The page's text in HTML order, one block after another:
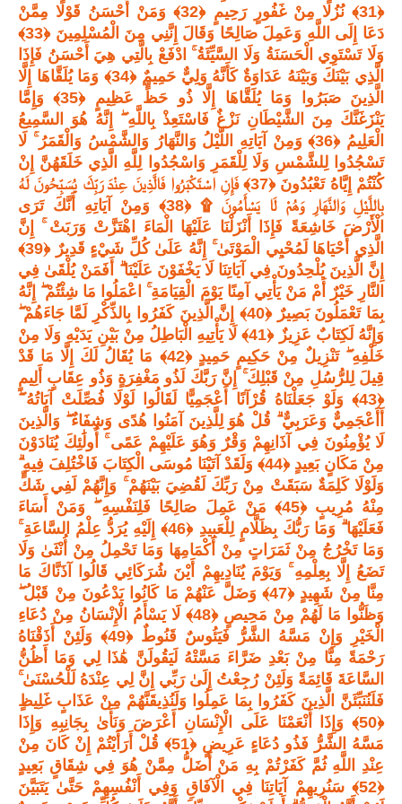
﴿31﴾ نُزُلًا مِنْ غَفُورٍ رَحِيمٍ ﴿32﴾ وَمَنْ أَحْسَنُ قَوْلًا مِمَّنْ
دَعَا إِلَى اللَّهِ وَعَمِلَ صَالِحًا وَقَالَ إِنَّنِي مِنَ الْمُسْلِمِينَ ﴿33﴾
وَلَا تَسْتَوِي الْحَسَنَةُ وَلَا السَّيِّئَةُ ۚ ادْفَعْ بِالَّتِي هِيَ أَحْسَنُ فَإِذَا
الَّذِي بَيْنَكَ وَبَيْنَهُ عَدَاوَةٌ كَأَنَّهُ وَلِيٌّ حَمِيمٌ ﴿34﴾ وَمَا يُلَقَّاهَا إِلَّا
الَّذِينَ صَبَرُوا وَمَا يُلَقَّاهَا إِلَّا ذُو حَظٍّ عَظِيمٍ ﴿35﴾ وَإِمَّا
يَنْزَغَنَّكَ مِنَ الشَّيْطَانِ نَزْغٌ فَاسْتَعِذْ بِاللَّهِ ۖ إِنَّهُ هُوَ السَّمِيعُ
الْعَلِيمُ ﴿36﴾ وَمِنْ آيَاتِهِ اللَّيْلُ وَالنَّهَارُ وَالشَّمْسُ وَالْقَمَرُ ۚ لَا
تَسْجُدُوا لِلشَّمْسِ وَلَا لِلْقَمَرِ وَاسْجُدُوا لِلَّهِ الَّذِي خَلَقَهُنَّ إِنْ
كُنْتُمْ إِيَّاهُ تَعْبُدُونَ ﴿37﴾ فَإِنِ اسْتَكْبَرُوا فَالَّذِينَ عِنْدَ رَبِّكَ يُسَبِّحُونَ لَهُ
بِاللَّيْلِ وَالنَّهَارِ وَهُمْ لَا يَسْأَمُونَ ۩ ﴿38﴾ وَمِنْ آيَاتِهِ أَنَّكَ تَرَى
الْأَرْضَ خَاشِعَةً فَإِذَا أَنْزَلْنَا عَلَيْهَا الْمَاءَ اهْتَزَّتْ وَرَبَتْ ۚ إِنَّ
الَّذِي أَحْيَاهَا لَمُحْيِي الْمَوْتَىٰ ۚ إِنَّهُ عَلَىٰ كُلِّ شَيْءٍ قَدِيرٌ ﴿39﴾
إِنَّ الَّذِينَ يُلْحِدُونَ فِي آيَاتِنَا لَا يَخْفَوْنَ عَلَيْنَا ۗ أَفَمَنْ يُلْقَىٰ فِي
النَّارِ خَيْرٌ أَمْ مَنْ يَأْتِي آمِنًا يَوْمَ الْقِيَامَةِ ۚ اعْمَلُوا مَا شِئْتُمْ ۖ إِنَّهُ
بِمَا تَعْمَلُونَ بَصِيرٌ ﴿40﴾ إِنَّ الَّذِينَ كَفَرُوا بِالذِّكْرِ لَمَّا جَاءَهُمْ ۖ
وَإِنَّهُ لَكِتَابٌ عَزِيزٌ ﴿41﴾ لَا يَأْتِيهِ الْبَاطِلُ مِنْ بَيْنِ يَدَيْهِ وَلَا مِنْ
خَلْفِهِ ۖ تَنْزِيلٌ مِنْ حَكِيمٍ حَمِيدٍ ﴿42﴾ مَا يُقَالُ لَكَ إِلَّا مَا قَدْ
قِيلَ لِلرُّسُلِ مِنْ قَبْلِكَ ۚ إِنَّ رَبَّكَ لَذُو مَغْفِرَةٍ وَذُو عِقَابٍ أَلِيمٍ
﴿43﴾ وَلَوْ جَعَلْنَاهُ قُرْآنًا أَعْجَمِيًّا لَقَالُوا لَوْلَا فُصِّلَتْ آيَاتُهُ ۖ
أَأَعْجَمِيٌّ وَعَرَبِيٌّ ۗ قُلْ هُوَ لِلَّذِينَ آمَنُوا هُدًى وَشِفَاءٌ ۖ وَالَّذِينَ
لَا يُؤْمِنُونَ فِي آذَانِهِمْ وَقْرٌ وَهُوَ عَلَيْهِمْ عَمًى ۚ أُولَٰئِكَ يُنَادَوْنَ
مِنْ مَكَانٍ بَعِيدٍ ﴿44﴾ وَلَقَدْ آتَيْنَا مُوسَى الْكِتَابَ فَاخْتُلِفَ فِيهِ ۗ
وَلَوْلَا كَلِمَةٌ سَبَقَتْ مِنْ رَبِّكَ لَقُضِيَ بَيْنَهُمْ ۚ وَإِنَّهُمْ لَفِي شَكٍّ
مِنْهُ مُرِيبٍ ﴿45﴾ مَنْ عَمِلَ صَالِحًا فَلِنَفْسِهِ ۖ وَمَنْ أَسَاءَ
فَعَلَيْهَا ۗ وَمَا رَبُّكَ بِظَلَّامٍ لِلْعَبِيدِ ﴿46﴾ إِلَيْهِ يُرَدُّ عِلْمُ السَّاعَةِ ۚ
وَمَا تَخْرُجُ مِنْ ثَمَرَاتٍ مِنْ أَكْمَامِهَا وَمَا تَحْمِلُ مِنْ أُنْثَىٰ وَلَا
تَضَعُ إِلَّا بِعِلْمِهِ ۚ وَيَوْمَ يُنَادِيهِمْ أَيْنَ شُرَكَائِي قَالُوا آذَنَّاكَ مَا
مِنَّا مِنْ شَهِيدٍ ﴿47﴾ وَضَلَّ عَنْهُمْ مَا كَانُوا يَدْعُونَ مِنْ قَبْلُ ۖ
وَظَنُّوا مَا لَهُمْ مِنْ مَحِيصٍ ﴿48﴾ لَا يَسْأَمُ الْإِنْسَانُ مِنْ دُعَاءِ
الْخَيْرِ وَإِنْ مَسَّهُ الشَّرُّ فَيَئُوسٌ قَنُوطٌ ﴿49﴾ وَلَئِنْ أَذَقْنَاهُ
رَحْمَةً مِنَّا مِنْ بَعْدِ ضَرَّاءَ مَسَّتْهُ لَيَقُولَنَّ هَٰذَا لِي وَمَا أَظُنُّ
السَّاعَةَ قَائِمَةً وَلَئِنْ رُجِعْتُ إِلَىٰ رَبِّي إِنَّ لِي عِنْدَهُ لَلْحُسْنَىٰ ۚ
فَلَنُنَبِّئَنَّ الَّذِينَ كَفَرُوا بِمَا عَمِلُوا وَلَنُذِيقَنَّهُمْ مِنْ عَذَابٍ غَلِيظٍ
﴿50﴾ وَإِذَا أَنْعَمْنَا عَلَى الْإِنْسَانِ أَعْرَضَ وَنَأَىٰ بِجَانِبِهِ وَإِذَا
مَسَّهُ الشَّرُّ فَذُو دُعَاءٍ عَرِيضٍ ﴿51﴾ قُلْ أَرَأَيْتُمْ إِنْ كَانَ مِنْ
عِنْدِ اللَّهِ ثُمَّ كَفَرْتُمْ بِهِ مَنْ أَضَلُّ مِمَّنْ هُوَ فِي شِقَاقٍ بَعِيدٍ
﴿52﴾ سَنُرِيهِمْ آيَاتِنَا فِي الْآفَاقِ وَفِي أَنْفُسِهِمْ حَتَّىٰ يَتَبَيَّنَ